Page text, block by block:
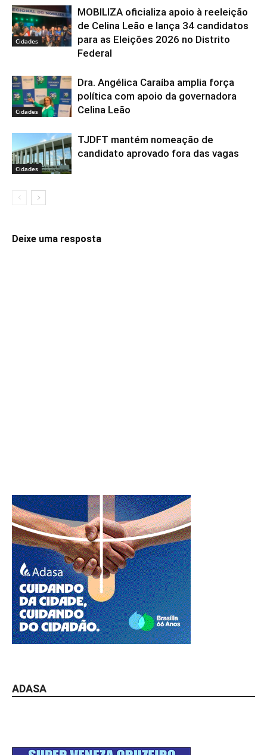
Cidades
MOBILIZA oficializa apoio à reeleição
de Celina Leão e lança 34 candidatos
para as Eleições 2026 no Distrito
Federal
Cidades
Dra. Angélica Caraíba amplia força
política com apoio da governadora
Celina Leão
Cidades
TJDFT mantém nomeação de
candidato aprovado fora das vagas
Deixe uma resposta
ADASA